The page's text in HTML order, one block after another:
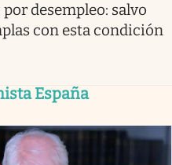
desempleo: salvo
con esta condición
España